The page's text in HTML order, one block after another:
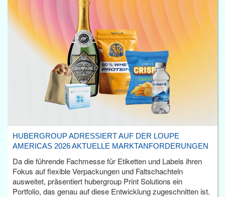
HUBERGROUP ADRESSIERT AUF DER LOUPE
AMERICAS 2026 AKTUELLE MARKTANFORDERUNGEN
Da die führende Fachmesse für Etiketten und Labels ihren
Fokus auf flexible Verpackungen und Faltschachteln
ausweitet, präsentiert hubergroup Print Solutions ein
Portfolio, das genau auf diese Entwicklung zugeschnitten ist.